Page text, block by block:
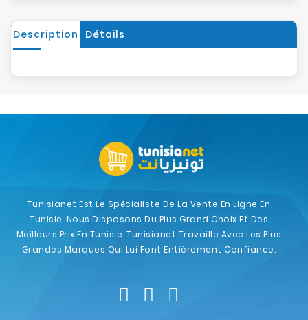
Description Détails
Tunisianet Est Le Spécialiste De La Vente En Ligne En
Tunisie. Nous Disposons Du Plus Grand Choix Et Des
Meilleurs Prix En Tunisie. Tunisianet Travaille Avec Les Plus
Grandes Marques Qui Lui Font Entièrement Confiance.